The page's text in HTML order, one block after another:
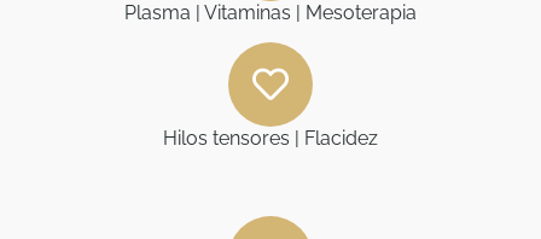
Plasma | Vitaminas | Mesoterapia
Hilos tensores | Flacidez